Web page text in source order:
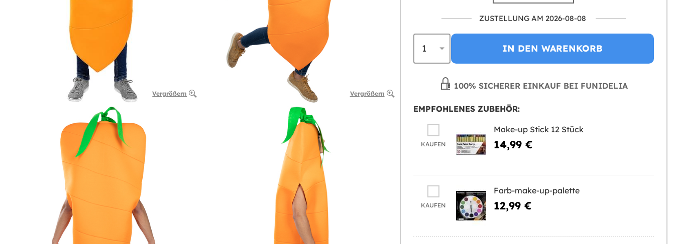
Vergrößern Vergrößern
ZUSTELLUNG AM 2026-08-08
IN DEN WARENKORB
100% SICHERER EINKAUF BEI FUNIDELIA
EMPFOHLENES ZUBEHÖR:
KAUFEN
Make-up Stick 12 Stück
14,99 €
KAUFEN
Farb-make-up-palette
12,99 €